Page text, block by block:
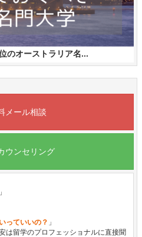
のオーストラリア名...
メール相談
ウンセリング
」
っていいの？ 」
は留学のプロフェッショナルに直接聞